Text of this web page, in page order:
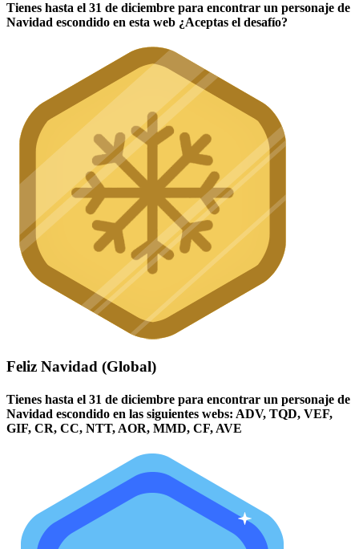
Tienes hasta el 31 de diciembre para encontrar un personaje de
Navidad escondido en esta web ¿Aceptas el desafío?
Feliz Navidad (Global)
Tienes hasta el 31 de diciembre para encontrar un personaje de
Navidad escondido en las siguientes webs: ADV, TQD, VEF,
GIF, CR, CC, NTT, AOR, MMD, CF, AVE